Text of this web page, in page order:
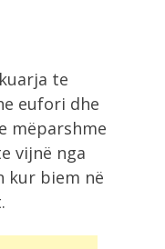
te
eufori dhe
mëparshme
vijnë nga
kur biem në